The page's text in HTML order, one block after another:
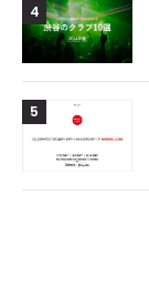
4
5